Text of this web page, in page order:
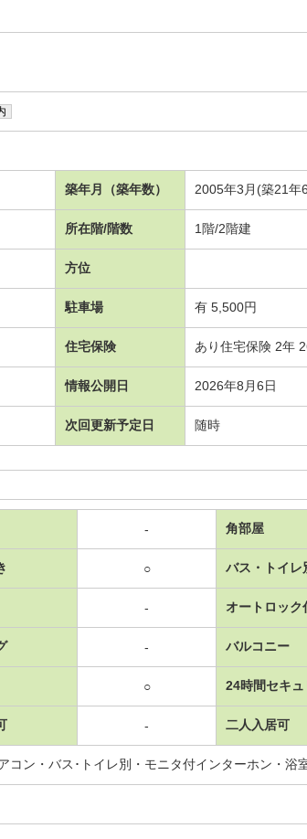
築年月（築年数） 2005年3月(築21年
所在階/階数 1階/2階建
方位
駐車場 有 5,500円
住宅保険 あり住宅保険 2年
情報公開日 2026年8月6日
次回更新予定日 随時
- 角部屋
○ バス・トイレ
- オートロック
- バルコニー
○ 24時間セキュ
- 二人入居可
コン・バス･トイレ別・モニタ付インターホン・浴